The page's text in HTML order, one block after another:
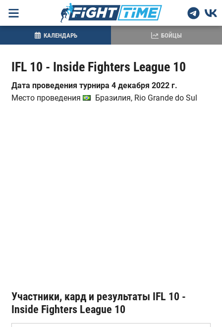
IFL 10 - Inside Fighters League 10
Дата проведения турнира 4 декабря 2022 г.
Место проведения
Бразилия, Rio Grande do Sul
Участники, кард и результаты IFL 10 -
Inside Fighters League 10
КАЛЕНДАРЬ БОЙЦЫ